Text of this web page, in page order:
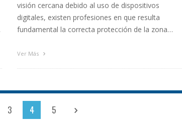
visión cercana debido al uso de dispositivos
digitales, existen profesiones en que resulta
fundamental la correcta protección de la zona
lesiones. Los ojos son muy sensibles e
Ver Más
3 4 5